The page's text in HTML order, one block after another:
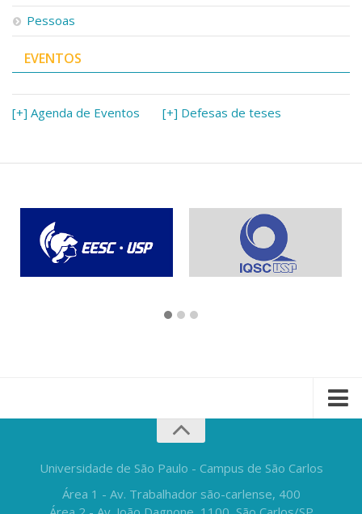
Pessoas
EVENTOS
[+] Agenda de Eventos [+] Defesas de teses
Universidade de São Paulo - Campus de São Carlos
Área 1 - Av. Trabalhador são-carlense, 400